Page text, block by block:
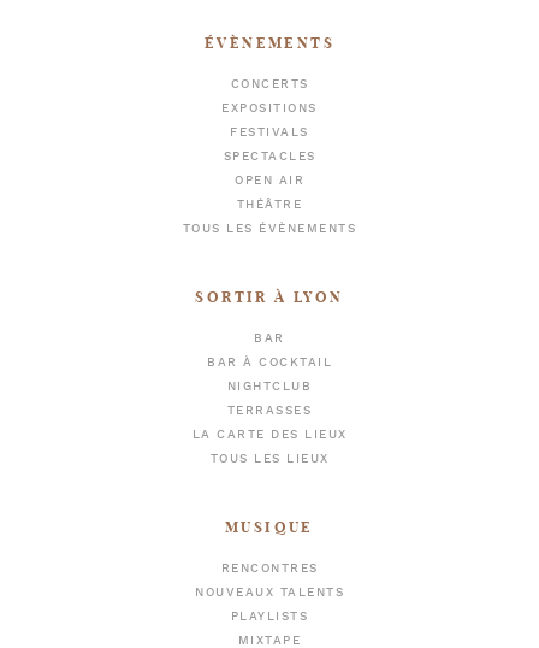
ÉVÈNEMENTS
CONCERTS
EXPOSITIONS
FESTIVALS
SPECTACLES
OPEN AIR
THÉÂTRE
TOUS LES ÉVÈNEMENTS
SORTIR À LYON
BAR
BAR À COCKTAIL
NIGHTCLUB
TERRASSES
LA CARTE DES LIEUX
TOUS LES LIEUX
MUSIQUE
RENCONTRES
NOUVEAUX TALENTS
PLAYLISTS
MIXTAPE